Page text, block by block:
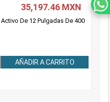
35,197.46 MXN
De 12 Pulgadas De 400
AÑADIR A CARRITO